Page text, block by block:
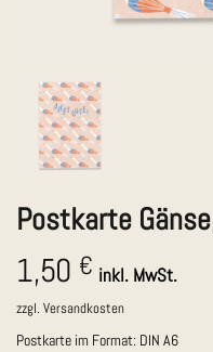
Postkarte
1,50 € inkl. MwSt.
zzgl. Versandkosten
Postkarte im Format: DIN A6